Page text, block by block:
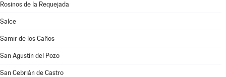
Rosinos de la Requejada
Salce
Samir de los Caños
San Agustín del Pozo
San Cebrián de Castro